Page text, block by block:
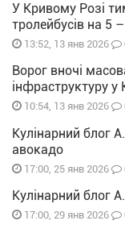
У Кривому Розі
тролейбусів на 5
13:52, 13 янв 2026
Ворог вночі
інфраструктуру у
10:54, 13 янв 2026
Кулінарний блог
авокадо
17:00, 25 янв 2026
Кулінарний блог
17:00, 29 янв 2026